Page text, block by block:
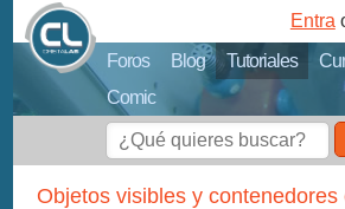
Foros Blog Tutoriales
Comic
Entra
Objetos visibles y